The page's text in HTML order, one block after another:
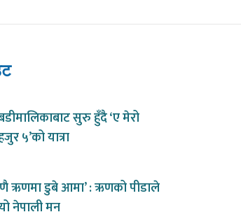
सुरु हुँदै ‘ए मेरो
५’को यात्रा
ऋणमा डुबे आमा’ : ऋणको पीडाले